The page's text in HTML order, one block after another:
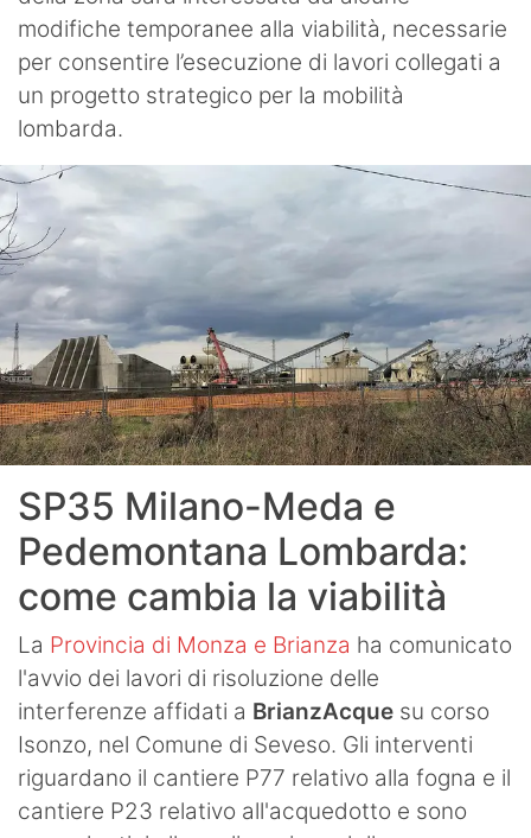
modifiche temporanee alla viabilità, necessarie
per consentire l’esecuzione di lavori collegati a
un progetto strategico per la mobilità
lombarda.
SP35 Milano-Meda e
Pedemontana Lombarda:
come cambia la viabilità
La Provincia di Monza e Brianza ha comunicato
l'avvio dei lavori di risoluzione delle
interferenze affidati a BrianzAcque su corso
Isonzo, nel Comune di Seveso. Gli interventi
riguardano il cantiere P77 relativo alla fogna e il
cantiere P23 relativo all'acquedotto e sono